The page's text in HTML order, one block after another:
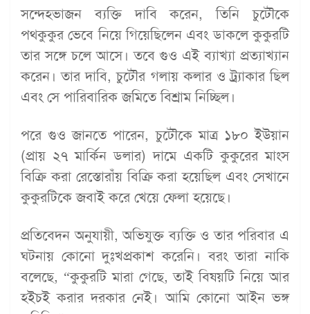
সন্দেহভাজন ব্যক্তি দাবি করেন, তিনি চুটৌকে
পথকুকুর ভেবে নিয়ে গিয়েছিলেন এবং ডাকলে কুকুরটি
তার সঙ্গে চলে আসে। তবে গুও এই ব্যাখ্যা প্রত্যাখ্যান
করেন। তার দাবি, চুটৌর গলায় কলার ও ট্র্যাকার ছিল
এবং সে পারিবারিক জমিতে বিশ্রাম নিচ্ছিল।
পরে গুও জানতে পারেন, চুটৌকে মাত্র ১৮০ ইউয়ান
(প্রায় ২৭ মার্কিন ডলার) দামে একটি কুকুরের মাংস
বিক্রি করা রেস্তোরাঁয় বিক্রি করা হয়েছিল এবং সেখানে
কুকুরটিকে জবাই করে খেয়ে ফেলা হয়েছে।
প্রতিবেদন অনুযায়ী, অভিযুক্ত ব্যক্তি ও তার পরিবার এ
ঘটনায় কোনো দুঃখপ্রকাশ করেনি। বরং তারা নাকি
বলেছে, “কুকুরটি মারা গেছে, তাই বিষয়টি নিয়ে আর
হইচই করার দরকার নেই। আমি কোনো আইন ভঙ্গ